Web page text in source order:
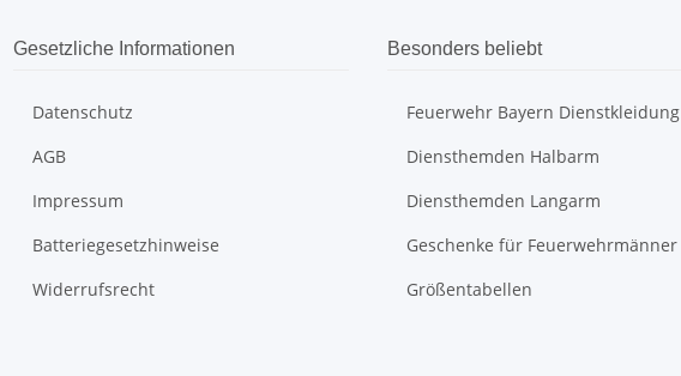
Gesetzliche Informationen
Datenschutz
AGB
Impressum
Batteriegesetzhinweise
Widerrufsrecht
Besonders beliebt
Feuerwehr Bayern Dienstkleidung
Diensthemden Halbarm
Diensthemden Langarm
Geschenke für Feuerwehrmänner
Größentabellen